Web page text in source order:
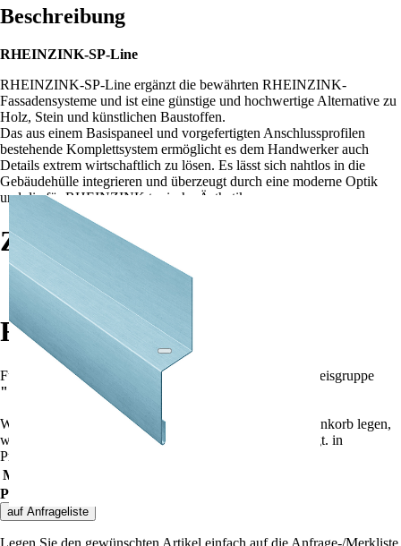
Beschreibung
RHEINZINK-SP-Line
RHEINZINK-SP-Line ergänzt die bewährten RHEINZINK-
Fassadensysteme und ist eine günstige und hochwertige Alternative zu
Holz, Stein und künstlichen Baustoffen.
Das aus einem Basispaneel und vorgefertigten Anschlussprofilen
bestehende Komplettsystem ermöglicht es dem Handwerker auch
Details extrem wirtschaftlich zu lösen. Es lässt sich nahtlos in die
Gebäudehülle integrieren und überzeugt durch eine moderne Optik
und die für RHEINZINK typische Ästhetik.
Zubehör
Rheinzink Sweeper (Zinkreiniger)
Rabatte
Für die Summe aller Artikel?
in Preisgruppe
""
Wenn Sie weitere Artikel dieser Preisgruppe in den Warenkorb legen,
wird der Rabatt automatisch angepasst und dort angezeigt. in
Preisgruppe
Mindestbestellwert
Preis oder Lieferkosten zu hoch?
auf Anfrageliste
Legen Sie den gewünschten Artikel einfach auf die Anfrage-/Merkliste